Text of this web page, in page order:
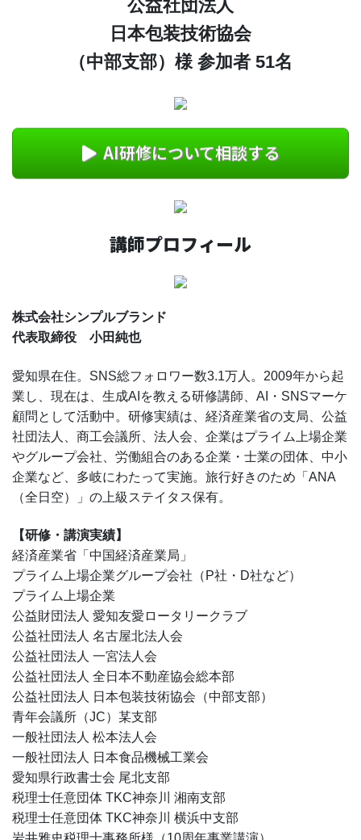
公益社団法人
日本包装技術協会
（中部支部）様 参加者 51名
AI研修について相談する
講師プロフィール
株式会社シンプルブランド
代表取締役 小田純也
愛知県在住。SNS総フォロワー数3.1万人。2009年から起
業し、現在は、生成AIを教える研修講師、AI・SNSマーケ
顧問として活動中。研修実績は、経済産業省の支局、公益
社団法人、商工会議所、法人会、企業はプライム上場企業
やグループ会社、労働組合のある企業・士業の団体、中小
企業など、多岐にわたって実施。旅行好きのため「ANA
（全日空）」の上級ステイタス保有。
【研修・講演実績】
経済産業省「中国経済産業局」
プライム上場企業グループ会社（P社・D社など）
プライム上場企業
公益財団法人 愛知友愛ロータリークラブ
公益社団法人 名古屋北法人会
公益社団法人 一宮法人会
公益社団法人 全日本不動産協会総本部
公益社団法人 日本包装技術協会（中部支部）
青年会議所（JC）某支部
一般社団法人 松本法人会
一般社団法人 日本食品機械工業会
愛知県行政書士会 尾北支部
税理士任意団体 TKC神奈川 湘南支部
税理士任意団体 TKC神奈川 横浜中支部